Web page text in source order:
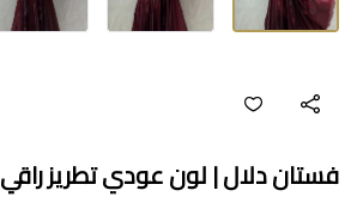
فستان دلال | لون عودي تطريز راقي